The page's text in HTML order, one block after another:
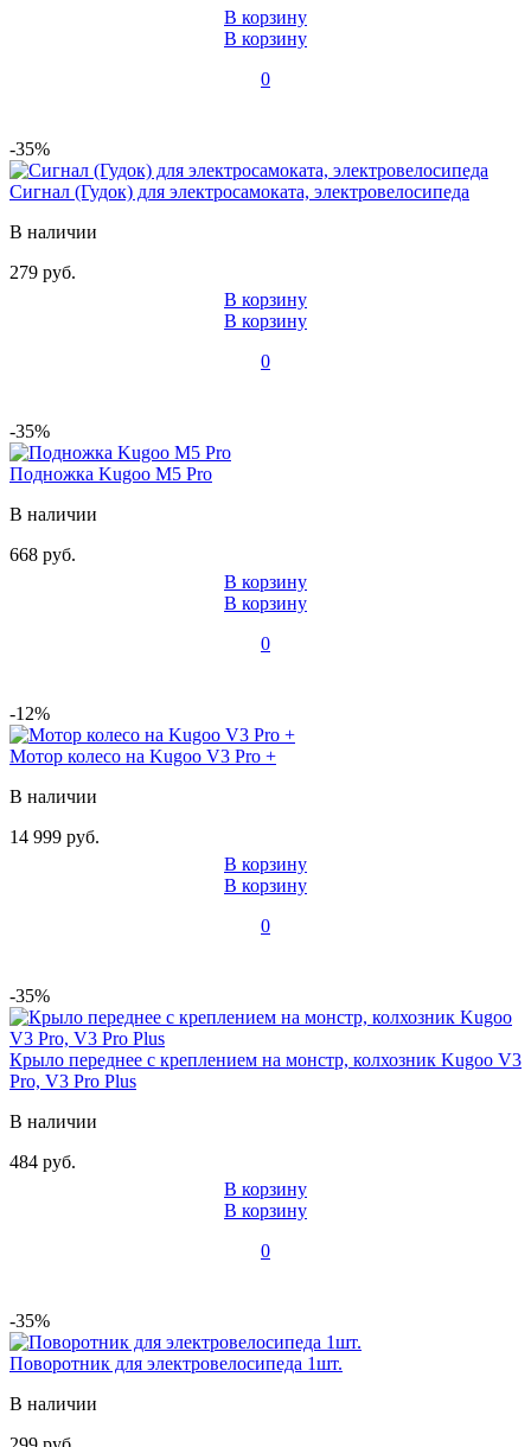
В корзину
В корзину
0
-35%
Сигнал (Гудок) для электросамоката, электровелосипеда
В наличии
279 руб.
В корзину
В корзину
0
-35%
Подножка Kugoo M5 Pro
В наличии
668 руб.
В корзину
В корзину
0
-12%
Мотор колесо на Kugoo V3 Pro +
В наличии
14 999 руб.
В корзину
В корзину
0
-35%
Крыло переднее c креплением на монстр, колхозник Kugoo V3
Pro, V3 Pro Plus
В наличии
484 руб.
В корзину
В корзину
0
-35%
Поворотник для электровелосипеда 1шт.
В наличии